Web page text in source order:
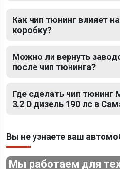
Как чип тюнинг влияет
коробку?
Можно ли вернуть
после чип тюнинга?
Где сделать чип тюнинг
3.2 D дизель 190 лс в
Вы не узнаете ваш
Мы работаем для